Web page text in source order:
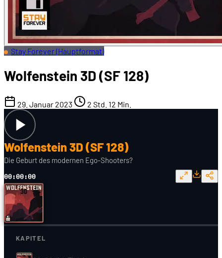
Stay Forever (Hauptformat)
Wolfenstein 3D (SF 128)
29. Januar 2023 2 Std. 12 Min.
Wolfenstein 3D (SF 128)
Die Geburt des modernen Ego-Shooters?
00:00:00
KAPITEL